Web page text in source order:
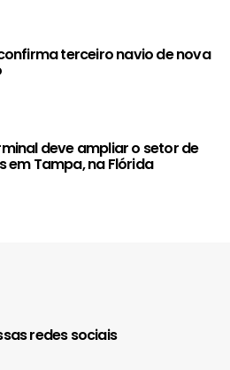
terceiro navio de nova
deve ampliar o setor de
em Tampa, na Flórida
redes sociais